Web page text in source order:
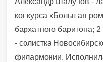
Александр Шалунов -
конкурса «Большая
бархатного баритона;
- солистка
филармонии.